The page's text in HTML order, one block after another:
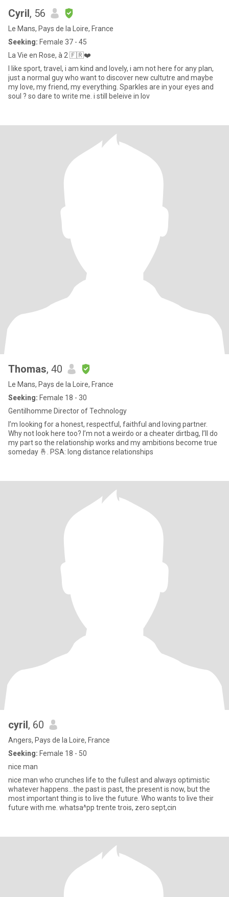
Cyril, 56
Le Mans, Pays de la Loire, France
Seeking: Female 37 - 45
La Vie en Rose, à 2 🇫🇷❤️
I like sport, travel, i am kind and lovely, i am not here for any plan,
just a normal guy who want to discover new cultutre and maybe
my love, my friend, my everything. Sparkles are in your eyes and
soul ? so dare to write me. i still beleive in lov
Thomas, 40
Le Mans, Pays de la Loire, France
Seeking: Female 18 - 30
Gentilhomme Director of Technology
I’m looking for a honest, respectful, faithful and loving partner.
Why not look here too? I’m not a weirdo or a cheater dirtbag, I’ll do
my part so the relationship works and my ambitions become true
someday 🤞. PSA: long distance relationships
cyril, 60
Angers, Pays de la Loire, France
Seeking: Female 18 - 50
nice man
nice man who crunches life to the fullest and always optimistic
whatever happens...the past is past, the present is now, but the
most important thing is to live the future. Who wants to live their
future with me. whatsa^pp trente trois, zero sept,cin